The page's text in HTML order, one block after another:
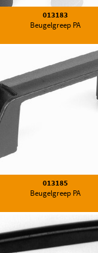
013183
Beugelgreep PA
013185
Beugelgreep PA